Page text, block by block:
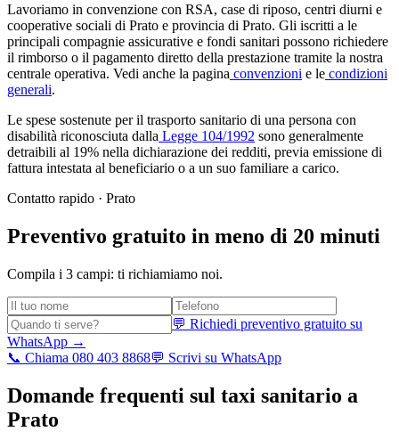
Lavoriamo in convenzione con RSA, case di riposo, centri diurni e
cooperative sociali di Prato e provincia di Prato. Gli iscritti a le
principali compagnie assicurative e fondi sanitari possono richiedere
il rimborso o il pagamento diretto della prestazione tramite la nostra
centrale operativa. Vedi anche la pagina convenzioni e le condizioni
generali.
Le spese sostenute per il trasporto sanitario di una persona con
disabilità riconosciuta dalla Legge 104/1992 sono generalmente
detraibili al 19% nella dichiarazione dei redditi, previa emissione di
fattura intestata al beneficiario o a un suo familiare a carico.
Contatto rapido · Prato
Preventivo gratuito in meno di 20 minuti
Compila i 3 campi: ti richiamiamo noi.
💬 Richiedi preventivo gratuito su
WhatsApp →
📞 Chiama 080 403 8868💬 Scrivi su WhatsApp
Domande frequenti sul taxi sanitario a
Prato